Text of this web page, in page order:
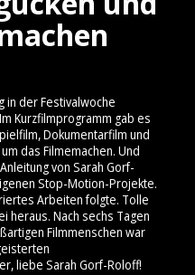
in der Festivalwoche
Kurzfilmprogramm gab es
Dokumentarfilm und
das Filmemachen. Und
von Sarah Gorf-
Stop-Motion-Projekte.
Arbeiten folgte. Tolle
heraus. Nach sechs Tagen
Filmmenschen war
liebe Sarah Gorf-Roloff!